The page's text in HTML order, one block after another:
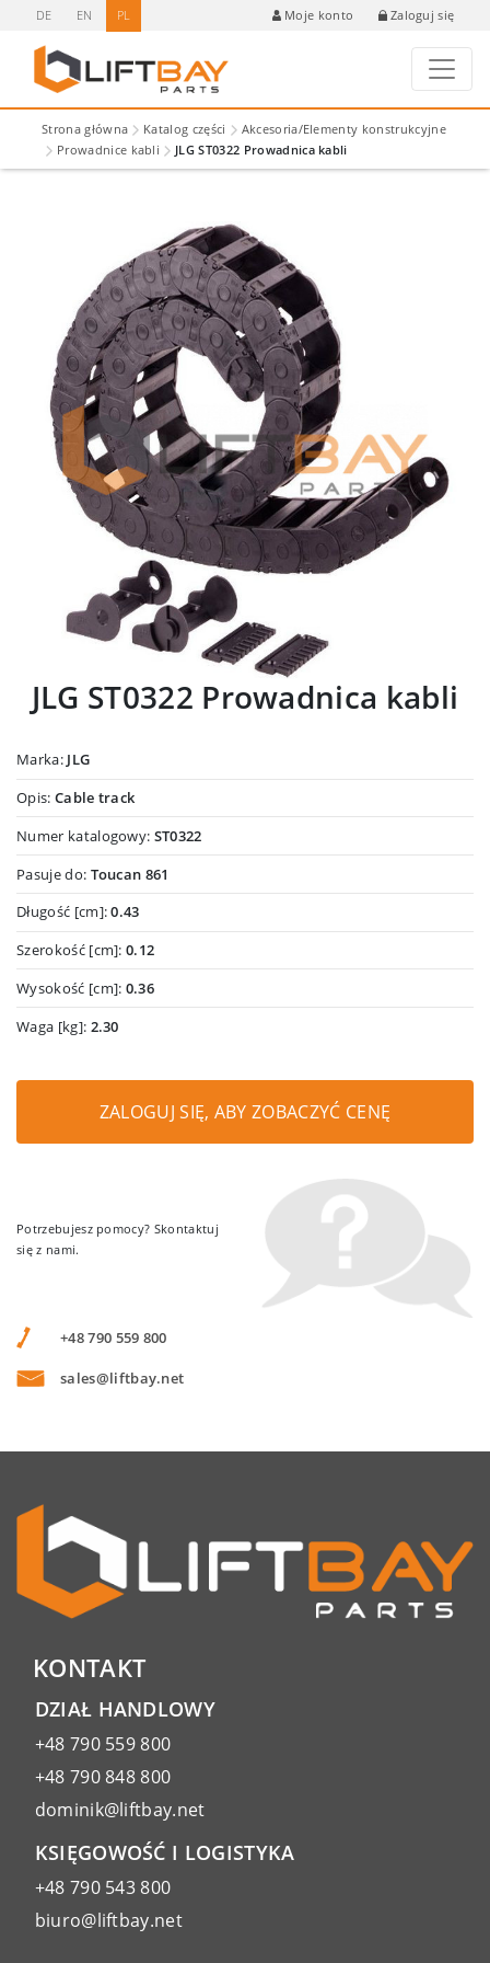
DE EN PL Moje konto Zaloguj się
Strona główna Katalog części
Akcesoria/Elementy konstrukcyjne
Prowadnice kabli
JLG ST0322 Prowadnica kabli
JLG ST0322 Prowadnica kabli
Marka: JLG
Opis: Cable track
Numer katalogowy: ST0322
Pasuje do: Toucan 861
Długość [cm]:0.43
Szerokość [cm]:0.12
Wysokość [cm]: 0.36
Waga [kg]: 2.30
ZALOGUJ SIĘ, ABY ZOBACZYĆ CENĘ
Potrzebujesz pomocy? Skontaktuj
się z nami.
+48 790 559 800
sales@liftbay.net
KONTAKT
DZIAŁ HANDLOWY
+48 790 559 800
+48 790 848 800
dominik@liftbay.net
KSIĘGOWOŚĆ I LOGISTYKA
+48 790 543 800
biuro@liftbay.net